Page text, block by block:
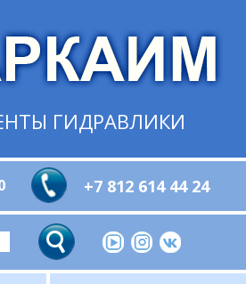
ГИДРАВЛИКИ
+7 812 614 44 24